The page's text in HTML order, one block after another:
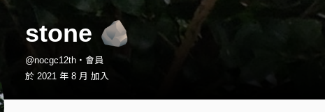
stone 🪨
@nocgc12th・會員
於 2021 年 8 月 加入